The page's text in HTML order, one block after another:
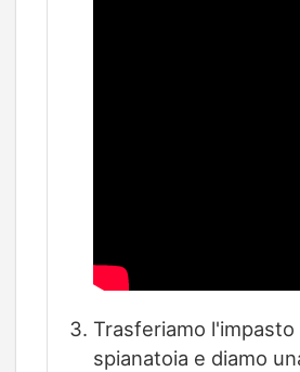
Trasferiamo l'impasto
spianatoia e diamo